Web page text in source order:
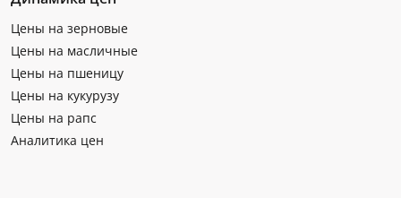
Цены на зерновые
Цены на масличные
Цены на пшеницу
Цены на кукурузу
Цены на рапс
Аналитика цен